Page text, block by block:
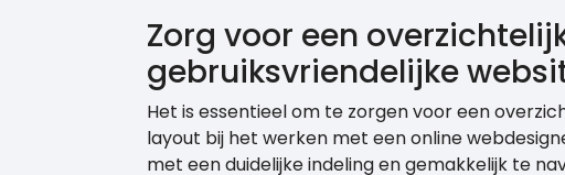
Zorg voor een
gebruiksvriendelijke
Het is essentieel om te zorgen voor een
layout bij het werken met een online
met een duidelijke indeling en gemakkelijk te